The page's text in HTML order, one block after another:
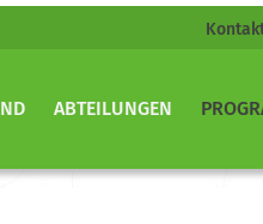
ABTEILUNGEN